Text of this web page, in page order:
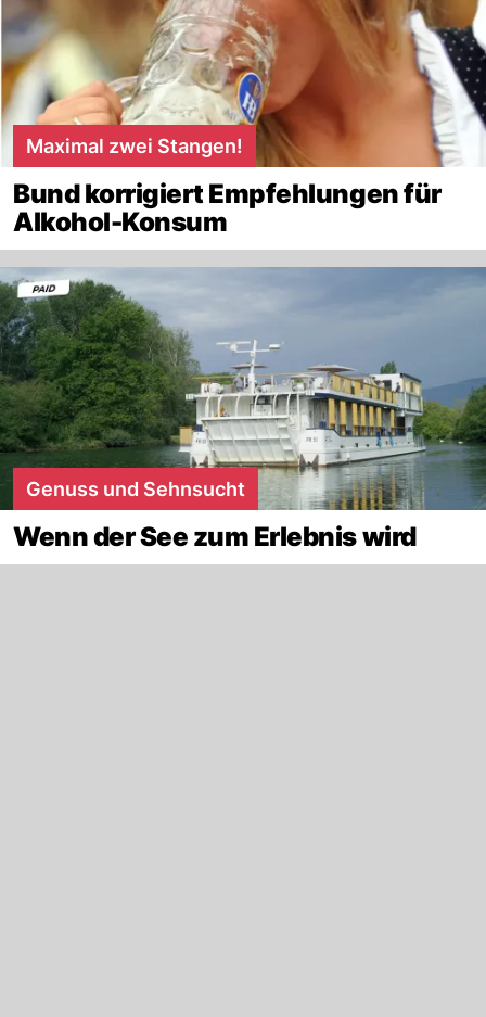
Maximal zwei Stangen!
Bund korrigiert Empfehlungen für
Alkohol-Konsum
Genuss und Sehnsucht
Wenn der See zum Erlebnis wird